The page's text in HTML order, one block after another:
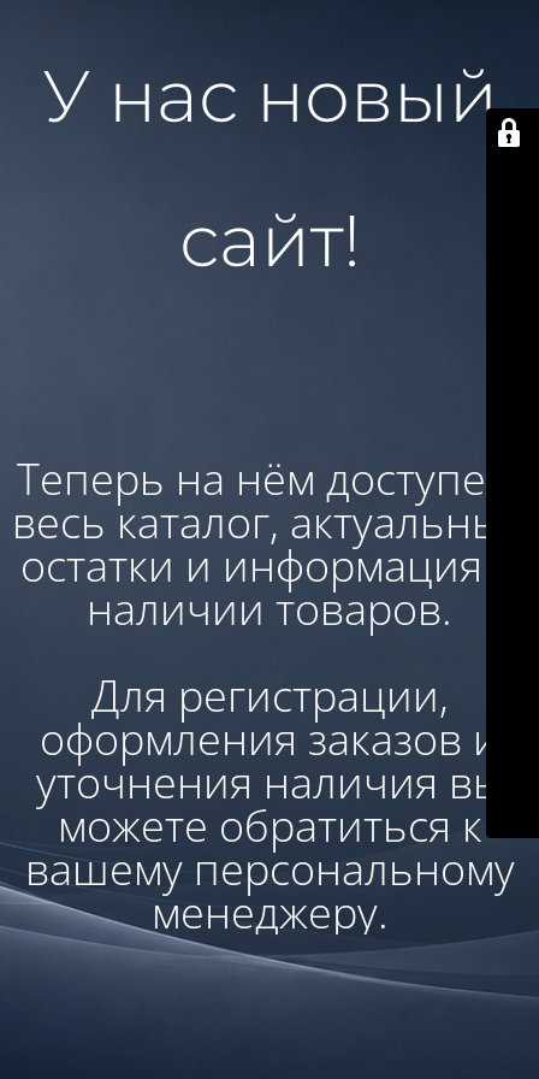
У нас новый
сайт!
Теперь на нём доступен:
весь каталог, актуальные
остатки и информация о
наличии товаров.
Для регистрации,
оформления заказов и
уточнения наличия вы
можете обратиться к
вашему персональному
менеджеру.